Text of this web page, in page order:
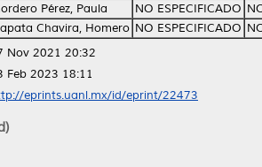
Pérez, Paula
NO ESPECIFICADO
Chavira, Homero NO ESPECIFICADO
Nov 2021 20:32
Feb 2023 18:11
eprints.uanl.mx/id/eprint/22473